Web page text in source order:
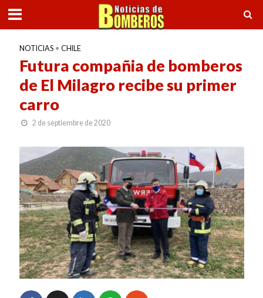
NOTICIAS • CHILE
Futura compañia de bomberos
de El Milagro recibe su primer
carro
2 de septiembre de 2020